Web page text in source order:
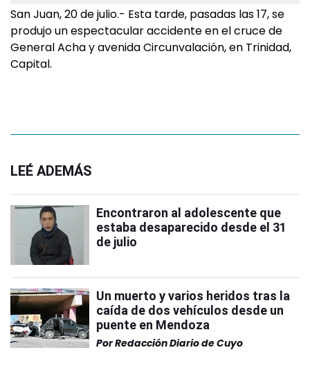
San Juan, 20 de julio.- Esta tarde, pasadas las 17, se
produjo un espectacular accidente en el cruce de
General Acha y avenida Circunvalación, en Trinidad,
Capital.
LEÉ ADEMÁS
Encontraron al adolescente que
estaba desaparecido desde el 31
de julio
Un muerto y varios heridos tras la
caída de dos vehículos desde un
puente en Mendoza
PorRedacción Diario de Cuyo